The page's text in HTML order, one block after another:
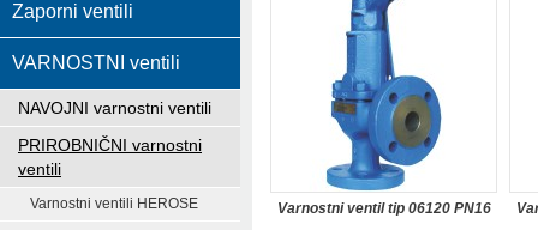
Zaporni ventili
VARNOSTNI ventili
NAVOJNI varnostni ventili
PRIROBNIČNI varnostni
ventili
Varnostni ventili HEROSE
Varnostni ventil tip 06120 PN16